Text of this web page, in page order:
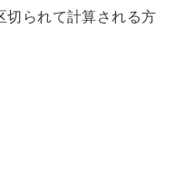
切られて計算される方